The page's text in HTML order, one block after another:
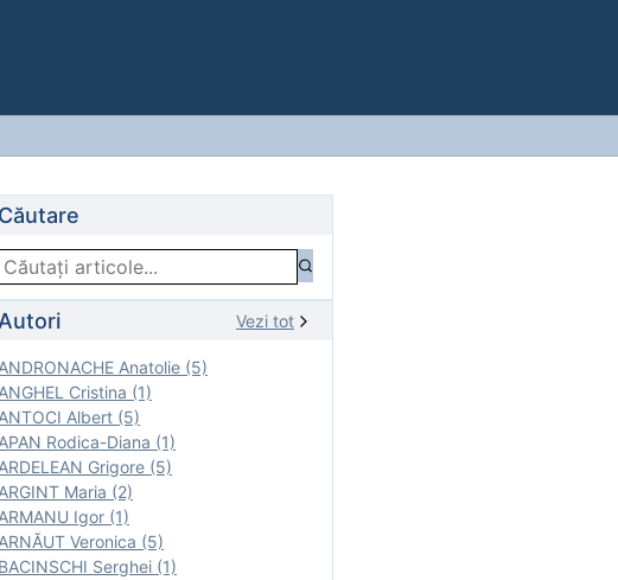
Căutare
Autori Vezi tot
ANDRONACHE Anatolie (5)
ANGHEL Cristina (1)
ANTOCI Albert (5)
APAN Rodica-Diana (1)
ARDELEAN Grigore (5)
ARGINT Maria (2)
ARMANU Igor (1)
ARNĂUT Veronica (5)
BACINSCHI Serghei (1)